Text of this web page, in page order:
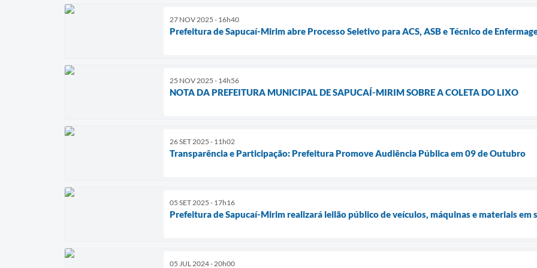
27 NOV 2025 - 16h40
Prefeitura de Sapucaí-Mirim abre Processo Seletivo para ACS, ASB e Técnico de
25 NOV 2025 - 14h56
NOTA DA PREFEITURA MUNICIPAL DE SAPUCAÍ-MIRIM SOBRE A COLETA DO LIXO
26 SET 2025 - 11h02
Transparência e Participação: Prefeitura Promove Audiência Pública em 09 de Outubro
05 SET 2025 - 17h16
Prefeitura de Sapucaí-Mirim realizará leilão público de veículos, máquinas e materiais em
05 JUL 2024 - 20h00